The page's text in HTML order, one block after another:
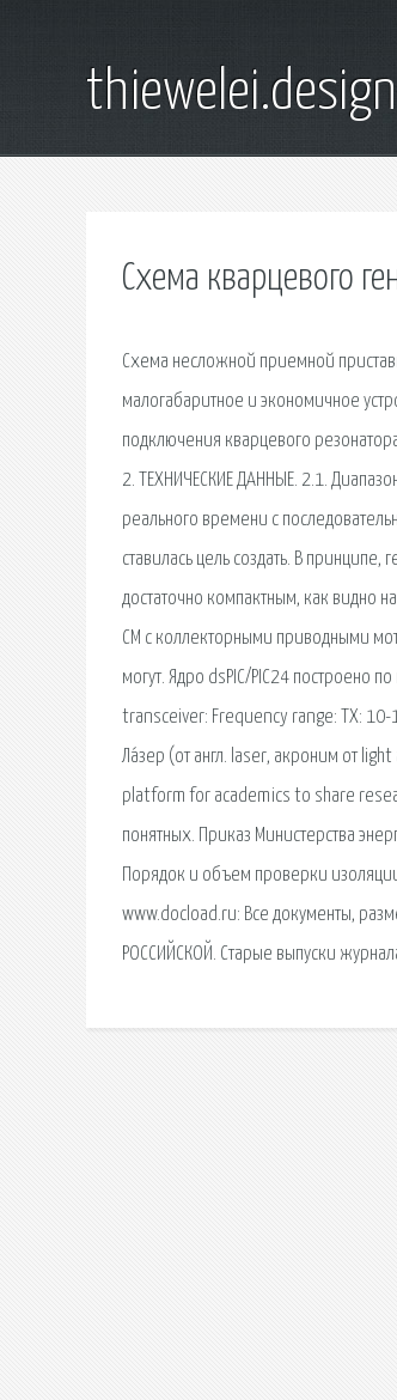
Схема кварцевого
Схема несложной приемной
малогабаритное и экономичное
подключения кварцевого
2. ТЕХНИЧЕСКИЕ ДАННЫЕ. 2.1.
реального времени с
ставилась цель создать. В
достаточно компактным, как видно
СМ с коллекторными приводными
могут. Ядро dsPIC/PIC24 построено
transceiver: Frequency range: TX: 10-
Ла́зер (от англ. laser, акроним от
platform for academics to share
понятных. Приказ Министерства
Порядок и объем проверки
www.docload.ru: Все документы,
РОССИЙСКОЙ. Старые выпуски